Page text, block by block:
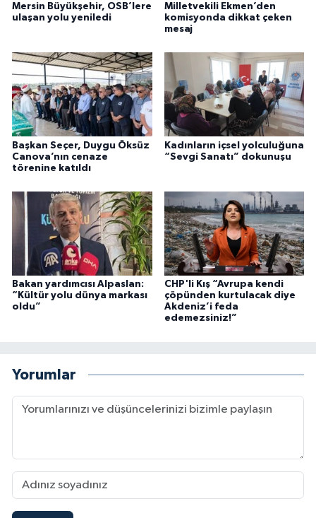
Mersin Büyükşehir, OSB’lere
ulaşan yolu yeniledi
Milletvekili Ekmen’den
komisyonda dikkat çeken
mesaj
Başkan Seçer, Duygu Öksüz
Canova’nın cenaze
törenine katıldı
Kadınların içsel yolculuğuna
“Sevgi Sanatı” dokunuşu
Bakan yardımcısı Alpaslan:
“Kültür yolu dünya markası
oldu”
CHP'li Kış “Avrupa kendi
çöpünden kurtulacak diye
Akdeniz’i feda
edemezsiniz!”
Yorumlar